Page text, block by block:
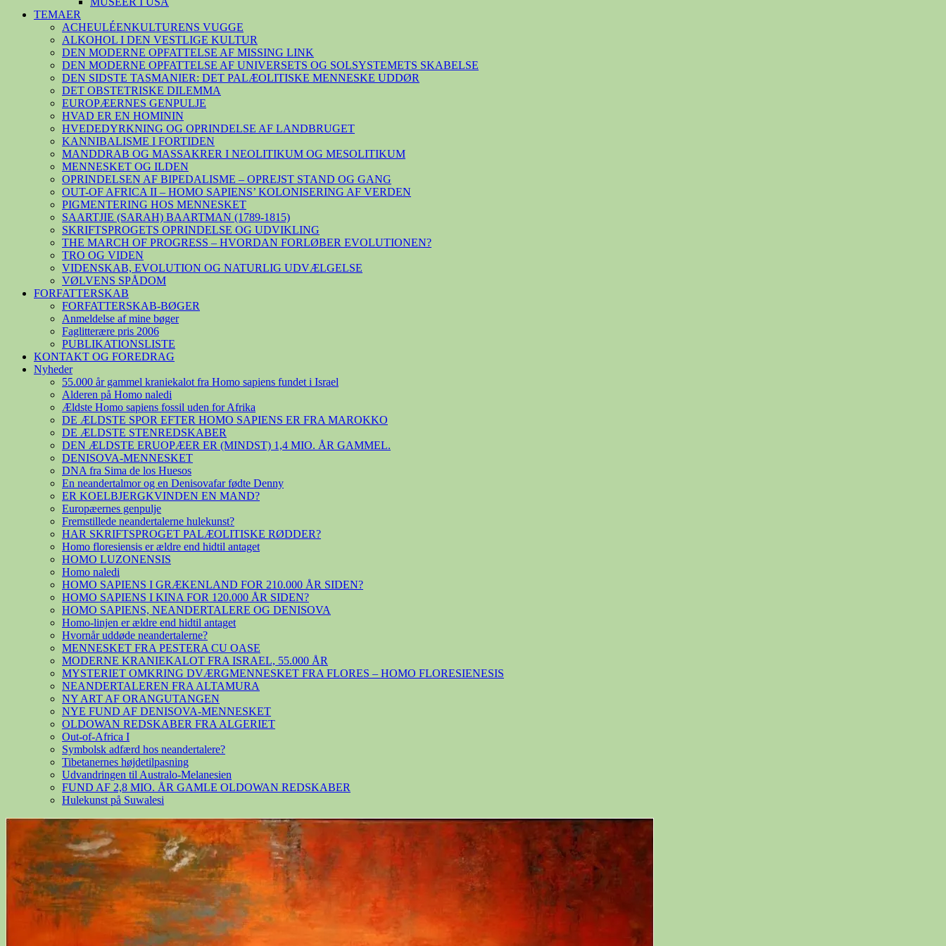
TEMAER
ACHEULÉENKULTURENS VUGGE
ALKOHOL I DEN VESTLIGE KULTUR
DEN MODERNE OPFATTELSE AF MISSING LINK
DEN MODERNE OPFATTELSE AF UNIVERSETS OG SOLSYSTEMETS SKABELSE
DEN SIDSTE TASMANIER: DET PALÆOLITISKE MENNESKE UDDØR
DET OBSTETRISKE DILEMMA
EUROPÆERNES GENPULJE
HVAD ER EN HOMININ
HVEDEDYRKNING OG OPRINDELSE AF LANDBRUGET
KANNIBALISME I FORTIDEN
MANDDRAB OG MASSAKRER I NEOLITIKUM OG MESOLITIKUM
MENNESKET OG ILDEN
OPRINDELSEN AF BIPEDALISME – OPREJST STAND OG GANG
OUT-OF AFRICA II – HOMO SAPIENS’ KOLONISERING AF VERDEN
PIGMENTERING HOS MENNESKET
SAARTJIE (SARAH) BAARTMAN (1789-1815)
SKRIFTSPROGETS OPRINDELSE OG UDVIKLING
THE MARCH OF PROGRESS – HVORDAN FORLØBER EVOLUTIONEN?
TRO OG VIDEN
VIDENSKAB, EVOLUTION OG NATURLIG UDVÆLGELSE
VØLVENS SPÅDOM
FORFATTERSKAB
FORFATTERSKAB-BØGER
Anmeldelse af mine bøger
Faglitterære pris 2006
PUBLIKATIONSLISTE
KONTAKT OG FOREDRAG
Nyheder
55.000 år gammel kraniekalot fra Homo sapiens fundet i Israel
Alderen på Homo naledi
Ældste Homo sapiens fossil uden for Afrika
DE ÆLDSTE SPOR EFTER HOMO SAPIENS ER FRA MAROKKO
DE ÆLDSTE STENREDSKABER
DEN ÆLDSTE ERUOPÆER ER (MINDST) 1,4 MIO. ÅR GAMMEL.
DENISOVA-MENNESKET
DNA fra Sima de los Huesos
En neandertalmor og en Denisovafar fødte Denny
ER KOELBJERGKVINDEN EN MAND?
Europæernes genpulje
Fremstillede neandertalerne hulekunst?
HAR SKRIFTSPROGET PALÆOLITISKE RØDDER?
Homo floresiensis er ældre end hidtil antaget
HOMO LUZONENSIS
Homo naledi
HOMO SAPIENS I GRÆKENLAND FOR 210.000 ÅR SIDEN?
HOMO SAPIENS I KINA FOR 120.000 ÅR SIDEN?
HOMO SAPIENS, NEANDERTALERE OG DENISOVA
Homo-linjen er ældre end hidtil antaget
Hvornår uddøde neandertalerne?
MENNESKET FRA PESTERA CU OASE
MODERNE KRANIEKALOT FRA ISRAEL, 55.000 ÅR
MYSTERIET OMKRING DVÆRGMENNESKET FRA FLORES – HOMO FLORESIENESIS
NEANDERTALEREN FRA ALTAMURA
NY ART AF ORANGUTANGEN
NYE FUND AF DENISOVA-MENNESKET
OLDOWAN REDSKABER FRA ALGERIET
Out-of-Africa I
Symbolsk adfærd hos neandertalere?
Tibetanernes højdetilpasning
Udvandringen til Australo-Melanesien
FUND AF 2,8 MIO. ÅR GAMLE OLDOWAN REDSKABER
Hulekunst på Suwalesi